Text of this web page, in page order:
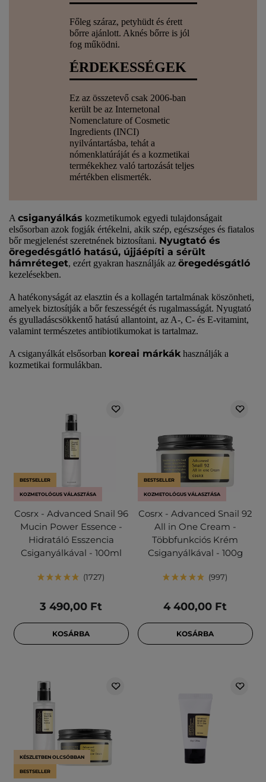
Főleg száraz, petyhüdt és érett
bőrre ajánlott. Aknés bőrre is jól
fog működni.
ÉRDEKESSÉGEK
Ez az összetevő csak 2006-ban
került be az Internetonal
Nomenclature of Cosmetic
Ingredients (INCI)
nyilvántartásba, tehát a
nómenklatúráját és a kozmetikai
termékekhez való tartozását teljes
mértékben elismerték.
A csiganyálkás kozmetikumok egyedi tulajdonságait
elsősorban azok fogják értékelni, akik szép, egészséges és fiatalos
bőr megjelenést szeretnének biztosítani. Nyugtató és
öregedésgátló hatású, újjáépíti a sérült
hámréteget, ezért gyakran használják az öregedésgátló
kezelésekben.
A hatékonyságát az elasztin és a kollagén tartalmának köszönheti,
amelyek biztosítják a bőr feszességét és rugalmasságát. Nyugtató
és gyulladáscsökkentő hatású allantoint, az A-, C- és E-vitamint,
valamint természetes antibiotikumokat is tartalmaz.
A csiganyálkát elsősorban koreai márkák használják a
kozmetikai formulákban.
BESTSELLER
KOZMETOLÓGUS VÁLASZTÁSA
Cosrx - Advanced Snail 96
Mucin Power Essence -
Hidratáló Esszencia
Csiganyálkával - 100ml
1727
3 490,00 Ft
KOSÁRBA
BESTSELLER
KOZMETOLÓGUS VÁLASZTÁSA
Cosrx - Advanced Snail 92
All in One Cream -
Többfunkciós Krém
Csiganyálkával - 100g
997
4 400,00 Ft
KOSÁRBA
KÉSZLETBEN OLCSÓBBAN
BESTSELLER